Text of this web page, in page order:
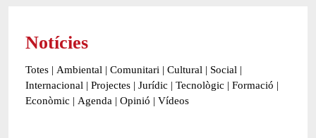
Notícies
Totes | Ambiental | Comunitari | Cultural | Social |
Internacional | Projectes | Jurídic | Tecnològic | Formació |
Econòmic | Agenda | Opinió | Vídeos